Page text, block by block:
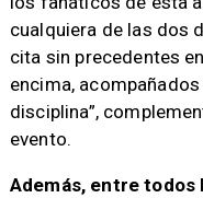
cualquiera de las dos
cita sin precedentes
encima,
disciplina”,
evento.
Además, entre